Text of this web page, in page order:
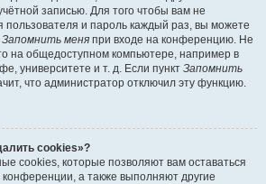
записью. Для того чтобы вам не
пользователя и пароль каждый раз, вы можете
Запомнить меня при входе на конференцию. Не
на общедоступном компьютере, например в
университете и т. д. Если пункт Запомнить
что администратор отключил эту функцию.
cookies»?
cookies, которые позволяют вам оставаться
а также выполняют другие